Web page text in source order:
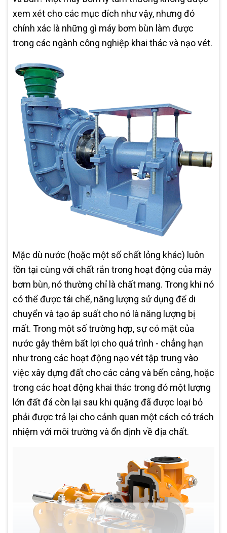
xem xét cho các mục đích như vậy, nhưng đó
chính xác là những gì máy bơm bùn làm được
trong các ngành công nghiệp khai thác và nạo vét.
Mặc dù nước (hoặc một số chất lỏng khác) luôn
tồn tại cùng với chất rắn trong hoạt động của máy
bơm bùn, nó thường chỉ là chất mang. Trong khi nó
có thể được tái chế, năng lượng sử dụng để di
chuyển và tạo áp suất cho nó là năng lượng bị
mất. Trong một số trường hợp, sự có mặt của
nước gây thêm bất lợi cho quá trình - chẳng hạn
như trong các hoạt động nạo vét tập trung vào
việc xây dựng đất cho các cảng và bến cảng, hoặc
trong các hoạt động khai thác trong đó một lượng
lớn đất đá còn lại sau khi quặng đã được loại bỏ
phải được trả lại cho cảnh quan một cách có trách
nhiệm với môi trường và ổn định về địa chất.